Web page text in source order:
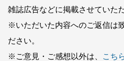
雑誌広告などに掲載させていた
※いただいた内容へのご返信は
ださい。
※ご意見・ご感想以外は、
こち